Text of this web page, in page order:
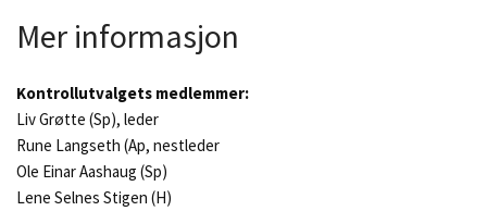
Mer informasjon
Kontrollutvalgets medlemmer:
Liv Grøtte (Sp), leder
Rune Langseth (Ap, nestleder
Ole Einar Aashaug (Sp)
Lene Selnes Stigen (H)